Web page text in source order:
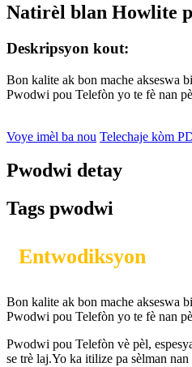
Natirèl blan Howlite
Deskripsyon kout:
Bon kalite ak bon mache akseswa
Pwodwi pou Telefòn yo te fè nan
Voye imèl ba nou Telechaje kòm
Pwodwi detay
Tags pwodwi
Entwodiksyon
Bon kalite ak bon mache akseswa
Pwodwi pou Telefòn yo te fè nan
Pwodwi pou Telefòn vè pèl,
se trè laj.Yo ka itilize pa sèlman